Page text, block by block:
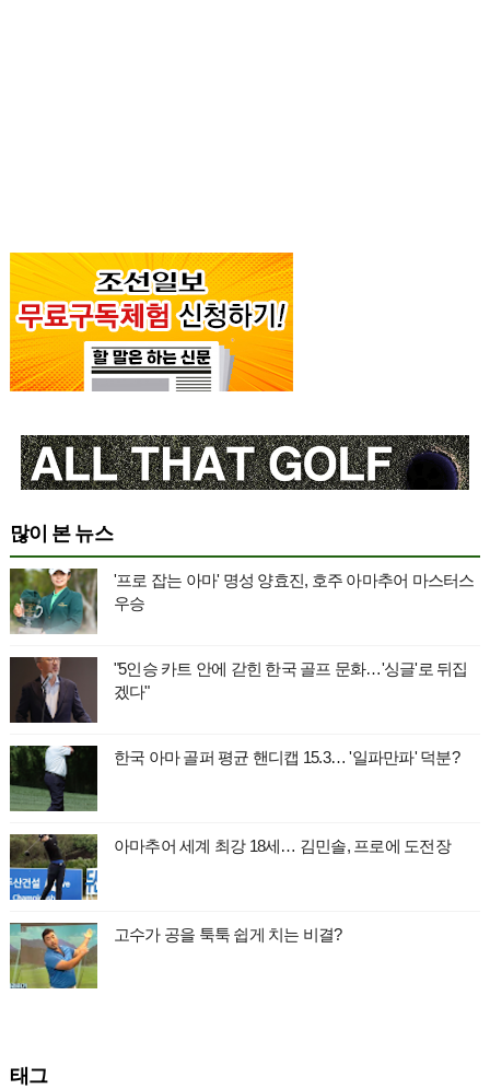
많이 본 뉴스
'프로 잡는 아마' 명성 양효진, 호주 아마추어 마스터스
우승
"5인승 카트 안에 갇힌 한국 골프 문화…'싱글'로 뒤집
겠다"
한국 아마 골퍼 평균 핸디캡 15.3… '일파만파' 덕분?
아마추어 세계 최강 18세… 김민솔, 프로에 도전장
고수가 공을 툭툭 쉽게 치는 비결?
태그